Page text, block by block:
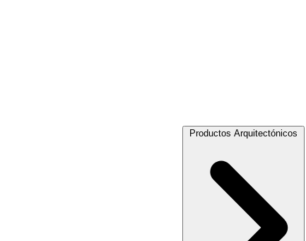
Productos Arquitectónicos